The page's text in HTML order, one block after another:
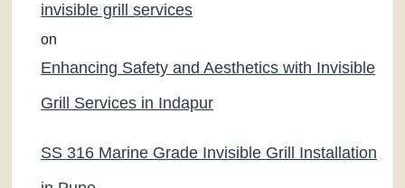
invisible grill services
on
Enhancing Safety and Aesthetics with Invisible
Grill Services in Indapur
SS 316 Marine Grade Invisible Grill Installation